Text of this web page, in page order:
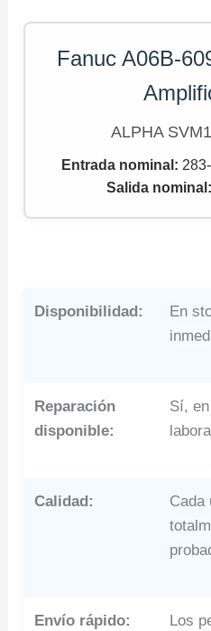
Fanuc A06B-
ALPHA
Entrada nominal:
Salida nominal :
Disponibilidad:
En
Reparación
disponible:
Sí,
Calidad:
Cada
Envío rápido:
Los